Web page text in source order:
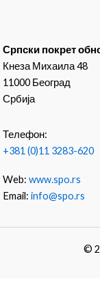
Српски покрет
Кнеза Михаила 48
11000 Београд
Србија
Телефон:
+381 (0)11 3283-620
Web:www.spo.rs
Email:info@spo.rs
©